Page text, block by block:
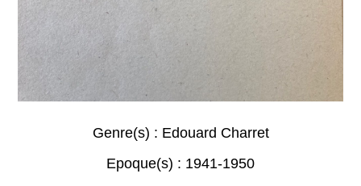
Genre(s) : Edouard Charret
Epoque(s) : 1941-1950